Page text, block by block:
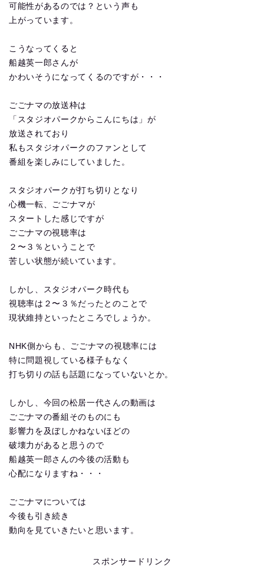
可能性があるのでは？という声も
上がっています。
こうなってくると
船越英一郎さんが
かわいそうになってくるのですが・・・
ごごナマの放送枠は
「スタジオパークからこんにちは」が
放送されており
私もスタジオパークのファンとして
番組を楽しみにしていました。
スタジオパークが打ち切りとなり
心機一転、ごごナマが
スタートした感じですが
ごごナマの視聴率は
２〜３％ということで
苦しい状態が続いています。
しかし、スタジオパーク時代も
視聴率は２〜３％だったとのことで
現状維持といったところでしょうか。
NHK側からも、ごごナマの視聴率には
特に問題視している様子もなく
打ち切りの話も話題になっていないとか。
しかし、今回の松居一代さんの動画は
ごごナマの番組そのものにも
影響力を及ぼしかねないほどの
破壊力があると思うので
船越英一郎さんの今後の活動も
心配になりますね・・・
ごごナマについては
今後も引き続き
動向を見ていきたいと思います。
スポンサードリンク